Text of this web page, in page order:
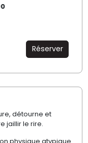
Réserver
détourne et
jaillir le rire.